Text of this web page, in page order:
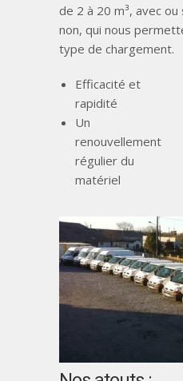
de 2 à 20 m³, avec ou
non, qui nous
type de chargement.
Efficacité et
rapidité
Un
renouvellement
régulier du
matériel